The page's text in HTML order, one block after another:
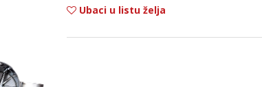
Ubaci u listu želja